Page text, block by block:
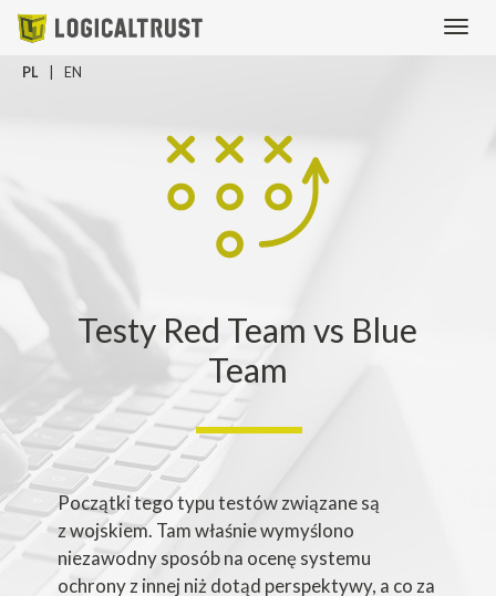
Menu
PL EN
Testy Red Team vs Blue
Team
Początki tego typu testów związane są
z wojskiem. Tam właśnie wymyślono
niezawodny sposób na ocenę systemu
ochrony z innej niż dotąd perspektywy, a co za